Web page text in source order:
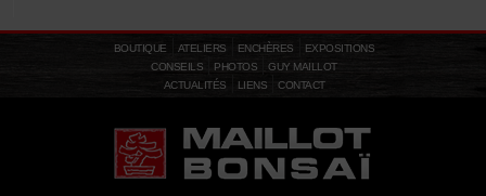
BOUTIQUE ATELIERS ENCHÈRES
EXPOSITIONS
CONSEILS
PHOTOS
GUY MAILLOT
ACTUALITÉS
LIENS CONTACT